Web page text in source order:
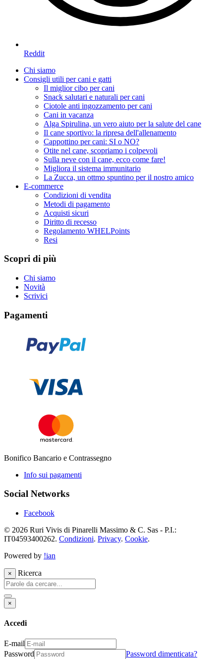
Reddit
Chi siamo
Consigli utili per cani e gatti
Il miglior cibo per cani
Snack salutari e naturali per cani
Ciotole anti ingozzamento per cani
Cani in vacanza
Alga Spirulina, un vero aiuto per la salute del cane
Il cane sportivo: la ripresa dell'allenamento
Cappottino per cani: SI o NO?
Otite nel cane, scopriamo i colpevoli
Sulla neve con il cane, ecco come fare!
Migliora il sistema immunitario
La Zucca, un ottmo spuntino per il nostro amico
E-commerce
Condizioni di vendita
Metodi di pagamento
Acquisti sicuri
Diritto di recesso
Regolamento WHELPoints
Resi
Scopri di più
Chi siamo
Novità
Scrivici
Pagamenti
Bonifico Bancario e Contrassegno
Info sui pagamenti
Social Networks
Facebook
© 2026 Ruri Vivis di Pinarelli Massimo & C. Sas - P.I.:
IT04593400262. Condizioni. Privacy. Cookie.
Powered by !ian
× Ricerca
×
Accedi
E-mail
Password
Password dimenticata?